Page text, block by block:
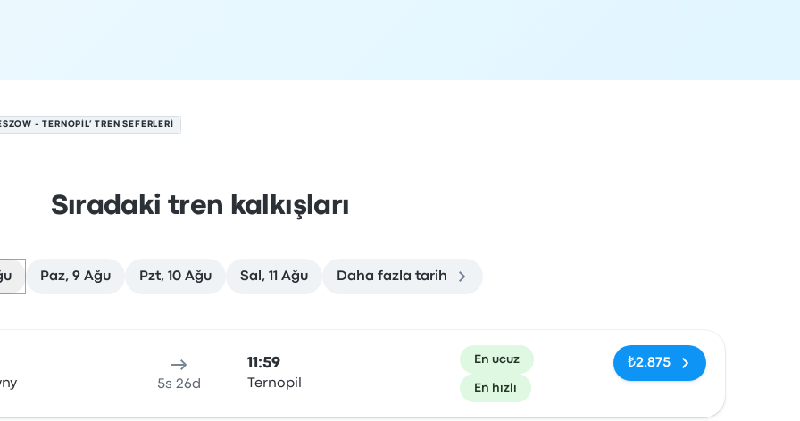
- TERNOPIL’ TREN SEFERLERI
Sıradaki tren kalkışları
Paz, 9 Ağu Pzt, 10 Ağu Sal, 11 Ağu Daha fazla tarih
5s 26d
11:59
Ternopil
En ucuz
En hızlı
₺2.875